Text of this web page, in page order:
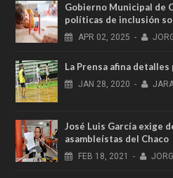
Gobierno Municipal de
políticas de inclusión
APR 02, 2025 -
La Prensa afina
JAN 28, 2020 -
José Luis García exige
asambleístas del Chaco
FEB 18, 2021 -